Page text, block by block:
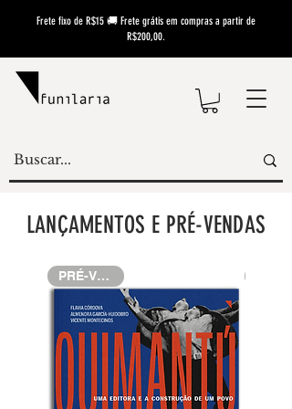
Frete fixo de R$15 🚚 Frete grátis em compras a partir de
R$200,00.
LANÇAMENTOS E PRÉ-VENDAS
PRÉ-VENDA